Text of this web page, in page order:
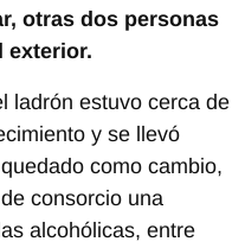
otras dos personas
exterior.
ladrón estuvo cerca de
y se llevó
como cambio,
consorcio una
alcohólicas, entre